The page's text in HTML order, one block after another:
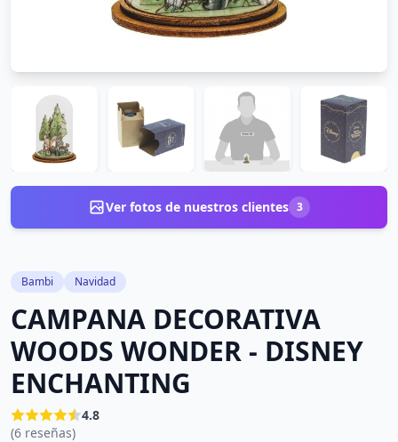
Ver fotos de nuestros clientes 3
Bambi Navidad
CAMPANA DECORATIVA
WOODS WONDER - DISNEY
ENCHANTING
4.8
(6 reseñas)